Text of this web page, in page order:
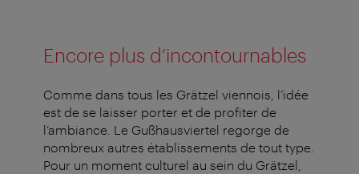
Encore plus d’incontournables
Comme dans tous les Grätzel viennois, l’idée
est de se laisser porter et de profiter de
l’ambiance. Le Gußhausviertel regorge de
nombreux autres établissements de tout type.
Pour un moment culturel au sein du Grätzel,